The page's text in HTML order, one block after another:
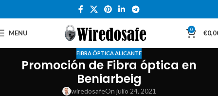
MENU 0 €
FIBRA ÓPTICA ALICANTE
Promoción de Fibra óptica en
Beniarbeig
wiredosafeOn julio 24, 2021